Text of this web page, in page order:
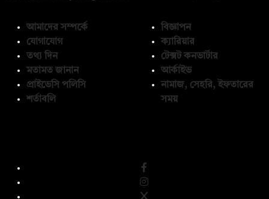
আমাদের সম্পর্কে
যোগাযোগ
তথ্য দিন
মতামত জানান
প্রাইভেসি পলিসি
শর্তাবলি
বিজ্ঞাপন
ক্যারিয়ার
টেক্সট কনভার্টার
আর্কাইভ
নামাজ, সেহরি, ইফতারের
সময়